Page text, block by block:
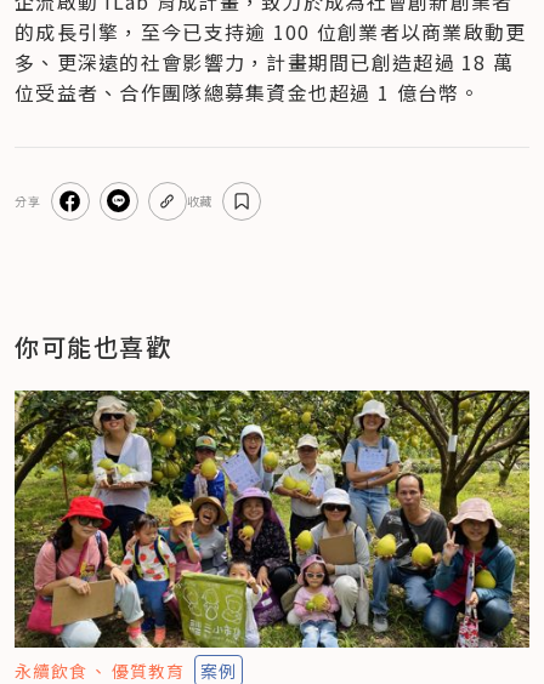
的成長引擎，至今已支持逾 100 位創業者以商業啟動更
多、更深遠的社會影響力，計畫期間已創造超過 18 萬
位受益者、合作團隊總募集資金也超過 1 億台幣。
分享 收藏
你可能也喜歡
永續飲食 優質教育 案例